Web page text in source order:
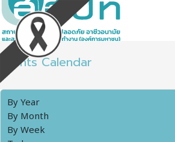
Events Calendar
By Year
By Month
By Week